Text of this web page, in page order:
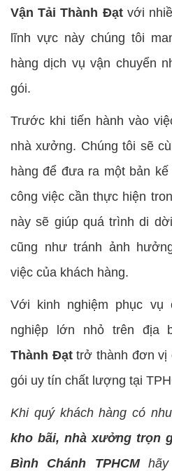
Vận Tải Thành Đạtvới
lĩnh vực này chúng tôi
hàng dịch vụ vận chuyển
gói.
Trước khi tiến hành vào
nhà xưởng. Chúng tôi sẽ
hàng để đưa ra một bản
công việc cần thực hiện
này sẽ giúp quá trình di
cũng như tránh ảnh
việc của khách hàng.
Với kinh nghiệm phục vụ
nghiệp lớn nhỏ trên địa
Thành Đạttrở thành đơn vị
gói uy tín chất lượng tại
Khi quý khách hàng có
kho bãi, nhà xưởng trọn
Bình Chánh
TPHCMhãy